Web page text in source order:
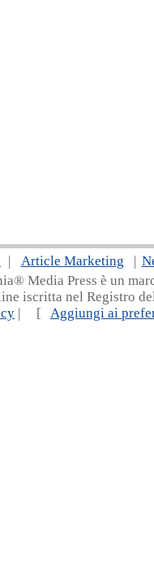
| Article Marketing |
Media Press è un
iscritta nel Registro
| [ Aggiungi ai